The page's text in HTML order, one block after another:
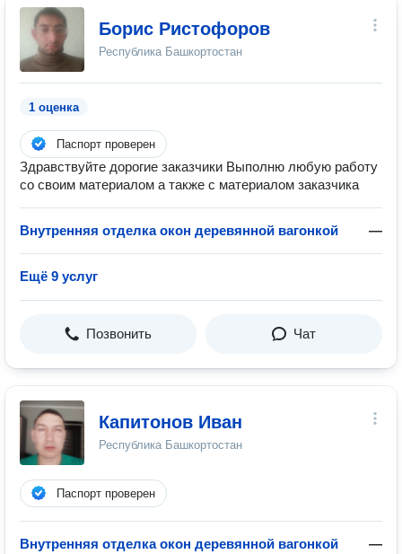
Борис Ристофоров
Республика Башкортостан
1 оценка
Паспорт проверен
Здравствуйте дорогие заказчики Выполню любую работу
со своим материалом а также с материалом заказчика
Внутренняя отделка окон деревянной вагонкой —
Ещё 9 услуг
Позвонить Чат
Капитонов Иван
Республика Башкортостан
Паспорт проверен
Внутренняя отделка окон деревянной вагонкой —